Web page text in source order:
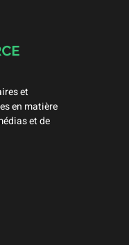
et
en matière
et de